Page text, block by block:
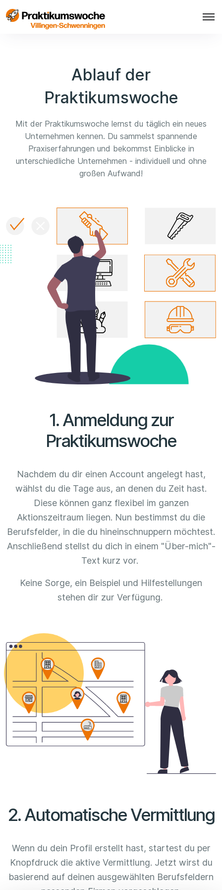
Ablauf der
Praktikumswoche
Mit der Praktikumswoche lernst du täglich ein neues
Unternehmen kennen. Du sammelst spannende
Praxiserfahrungen und bekommst Einblicke in
unterschiedliche Unternehmen - individuell und ohne
großen Aufwand!
1. Anmeldung zur
Praktikumswoche
Nachdem du dir einen Account angelegt hast,
wählst du die Tage aus, an denen du Zeit hast.
Diese können ganz flexibel im ganzen
Aktionszeitraum liegen. Nun bestimmst du die
Berufsfelder, in die du hineinschnuppern möchtest.
Anschließend stellst du dich in einem "Über-mich"-
Text kurz vor.
Keine Sorge, ein Beispiel und Hilfestellungen
stehen dir zur Verfügung.
2. Automatische Vermittlung
Wenn du dein Profil erstellt hast, startest du per
Knopfdruck die aktive Vermittlung. Jetzt wirst du
basierend auf deinen ausgewählten Berufsfeldern